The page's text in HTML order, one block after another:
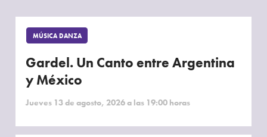
MÚSICA DANZA
Gardel. Un Canto entre Argentina
y México
Jueves 13 de agosto, 2026 a las 19:00 horas